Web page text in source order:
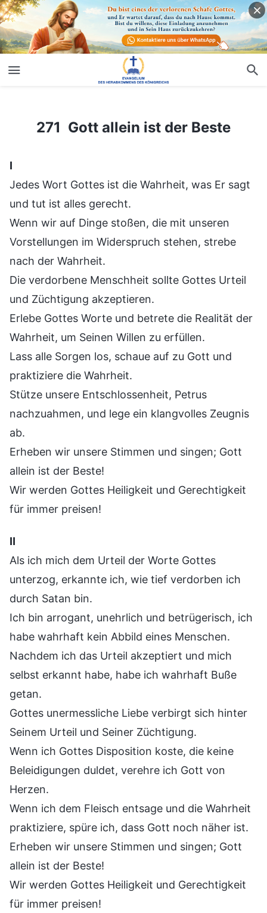
271 Gott allein ist der Beste
Ⅰ
Jedes Wort Gottes ist die Wahrheit, was Er sagt
und tut ist alles gerecht.
Wenn wir auf Dinge stoßen, die mit unseren
Vorstellungen im Widerspruch stehen, strebe
nach der Wahrheit.
Die verdorbene Menschheit sollte Gottes Urteil
und Züchtigung akzeptieren.
Erlebe Gottes Worte und betrete die Realität der
Wahrheit, um Seinen Willen zu erfüllen.
Lass alle Sorgen los, schaue auf zu Gott und
praktiziere die Wahrheit.
Stütze unsere Entschlossenheit, Petrus
nachzuahmen, und lege ein klangvolles Zeugnis
ab.
Erheben wir unsere Stimmen und singen; Gott
allein ist der Beste!
Wir werden Gottes Heiligkeit und Gerechtigkeit
für immer preisen!
Ⅱ
Als ich mich dem Urteil der Worte Gottes
unterzog, erkannte ich, wie tief verdorben ich
durch Satan bin.
Ich bin arrogant, unehrlich und betrügerisch, ich
habe wahrhaft kein Abbild eines Menschen.
Nachdem ich das Urteil akzeptiert und mich
selbst erkannt habe, habe ich wahrhaft Buße
getan.
Gottes unermessliche Liebe verbirgt sich hinter
Seinem Urteil und Seiner Züchtigung.
Wenn ich Gottes Disposition koste, die keine
Beleidigungen duldet, verehre ich Gott von
Herzen.
Wenn ich dem Fleisch entsage und die Wahrheit
praktiziere, spüre ich, dass Gott noch näher ist.
Erheben wir unsere Stimmen und singen; Gott
allein ist der Beste!
Wir werden Gottes Heiligkeit und Gerechtigkeit
für immer preisen!